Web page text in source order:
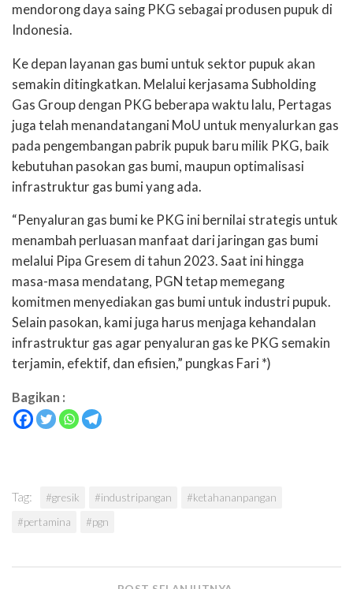
mendorong daya saing PKG sebagai produsen pupuk di
Indonesia.
Ke depan layanan gas bumi untuk sektor pupuk akan
semakin ditingkatkan. Melalui kerjasama Subholding
Gas Group dengan PKG beberapa waktu lalu, Pertagas
juga telah menandatangani MoU untuk menyalurkan gas
pada pengembangan pabrik pupuk baru milik PKG, baik
kebutuhan pasokan gas bumi, maupun optimalisasi
infrastruktur gas bumi yang ada.
“Penyaluran gas bumi ke PKG ini bernilai strategis untuk
menambah perluasan manfaat dari jaringan gas bumi
melalui Pipa Gresem di tahun 2023. Saat ini hingga
masa-masa mendatang, PGN tetap memegang
komitmen menyediakan gas bumi untuk industri pupuk.
Selain pasokan, kami juga harus menjaga kehandalan
infrastruktur gas agar penyaluran gas ke PKG semakin
terjamin, efektif, dan efisien,” pungkas Fari *)
Bagikan :
Tag: #gresik #industripangan
#ketahananpangan
#pertamina
#pgn